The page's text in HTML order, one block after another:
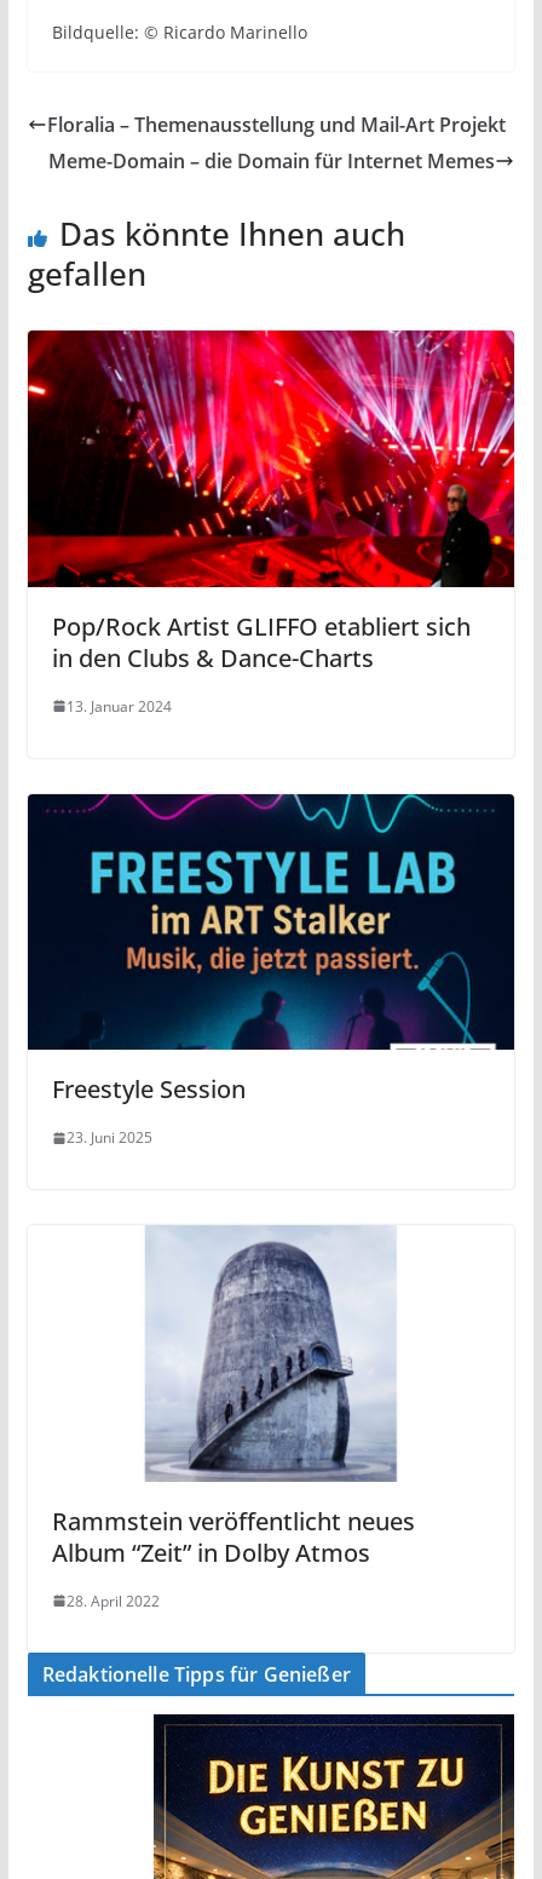
Bildquelle: © Ricardo Marinello
Floralia – Themenausstellung und Mail-Art Projekt
Meme-Domain – die Domain für Internet Memes
Das könnte Ihnen auch
gefallen
Pop/Rock Artist GLIFFO etabliert sich
in den Clubs & Dance-Charts
13. Januar 2024
Freestyle Session
23. Juni 2025
Rammstein veröffentlicht neues
Album “Zeit” in Dolby Atmos
28. April 2022
Redaktionelle Tipps für Genießer